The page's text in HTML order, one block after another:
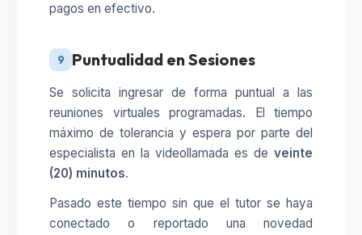
pagos en efectivo.
9 Puntualidad en Sesiones
Se solicita ingresar de forma puntual a las
reuniones virtuales programadas. El tiempo
máximo de tolerancia y espera por parte del
especialista en la videollamada es de veinte
(20) minutos.
Pasado este tiempo sin que el tutor se haya
conectado o reportado una novedad